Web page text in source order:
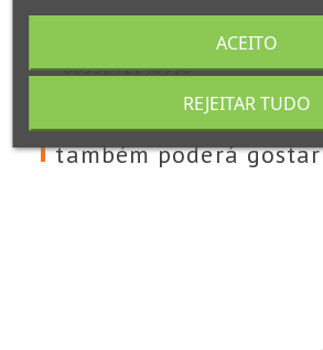
0635241140996
também poderá gostar
REJEITAR TUDO
ACEITO